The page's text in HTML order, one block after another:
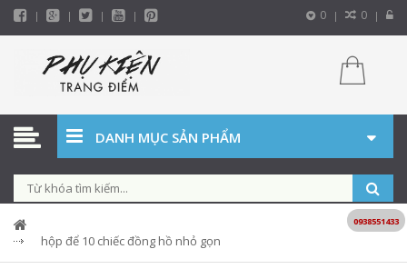
0 0
DANH MỤC SẢN PHẨM
hộp để 10 chiếc đồng hồ nhỏ gọn
0938551433